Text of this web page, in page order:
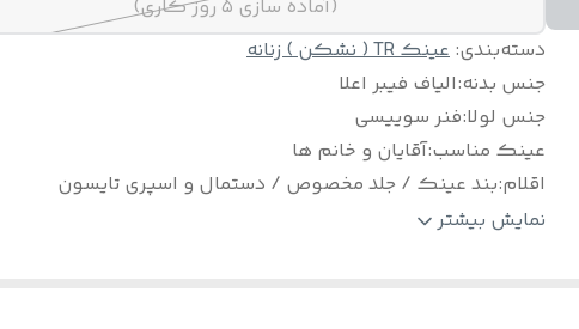
(آماده سازی ۵ روز کاری)
دسته‌بندی: عینک TR ( نشکن ) زنانه
جنس بدنه:الیاف فیبر اعلا
جنس لولا:فنر سوییسی
عینک مناسب:آقایان و خانم ها
اقلام:بند عینک / جلد مخصوص / دستمال و اسپری تایسون
سایز: ۵۳
نمایش بیشتر